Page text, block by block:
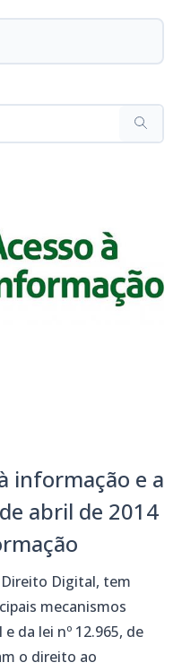
informação e a
abril de 2014
Digital, tem
mecanismos
da lei nº 12.965, de
o direito ao